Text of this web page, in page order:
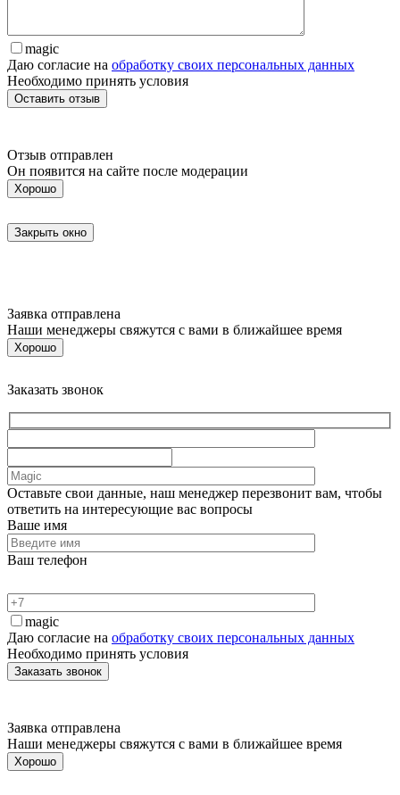
magic
Даю согласие на обработку своих персональных данных
Необходимо принять условия
Отзыв отправлен
Он появится на сайте после модерации
Хорошо
Закрыть окно
Заявка отправлена
Наши менеджеры свяжутся с вами в ближайшее время
Хорошо
Заказать звонок
Оставьте свои данные, наш менеджер перезвонит вам, чтобы
ответить на интересующие вас вопросы
Ваше имя
Ваш телефон
magic
Даю согласие на обработку своих персональных данных
Необходимо принять условия
Заявка отправлена
Наши менеджеры свяжутся с вами в ближайшее время
Хорошо